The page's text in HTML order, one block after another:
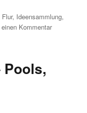
Schlagwörter
Flur, Ideensammlung,
Kommentarzu